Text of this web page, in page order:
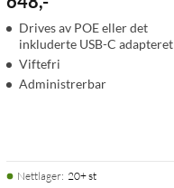
Drives av POE eller det
inkluderte USB-C adapteret
Viftefri
Administrerbar
Nettlager: 20+ st